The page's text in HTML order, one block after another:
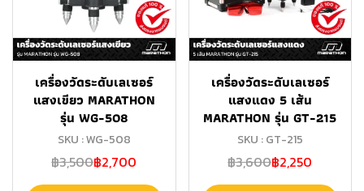
เครื่องวัดระดับเลเซอร์
แสงเขียว MARATHON
รุ่น WG-508
SKU : WG-508
฿3,500฿2,700
เครื่องวัดระดับเลเซอร์
แสงแดง 5 เส้น
MARATHON รุ่น GT-215
SKU : GT-215
฿3,600฿2,250